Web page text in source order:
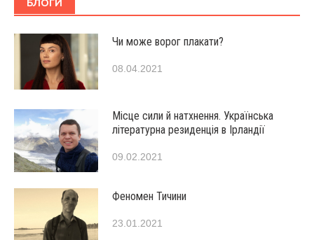
БЛОГИ
Чи може ворог плакати?
08.04.2021
Місце сили й натхнення. Українська
літературна резиденція в Ірландії
09.02.2021
Феномен Тичини
23.01.2021